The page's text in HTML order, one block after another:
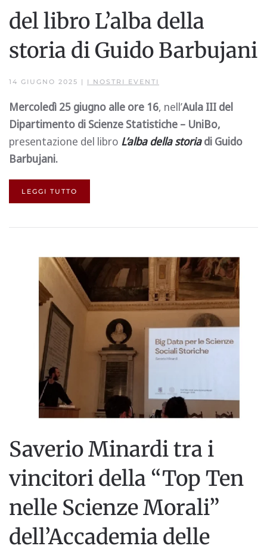
del libro L’alba della
storia di Guido Barbujani
14 GIUGNO 2025 | I NOSTRI EVENTI
Mercoledì 25 giugno alle ore 16, nell’Aula III del
Dipartimento di Scienze Statistiche – UniBo,
presentazione del libro L’alba della storiadi Guido
Barbujani.
LEGGI TUTTO
Saverio Minardi tra i
vincitori della “Top Ten
nelle Scienze Morali”
dell’Accademia delle